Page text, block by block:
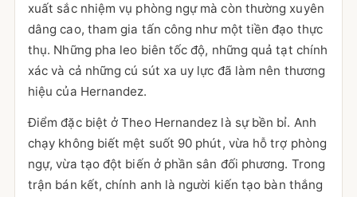
xuất sắc nhiệm vụ phòng ngự mà còn thường xuyên
dâng cao, tham gia tấn công như một tiền đạo thực
thụ. Những pha leo biên tốc độ, những quả tạt chính
xác và cả những cú sút xa uy lực đã làm nên thương
hiệu của Hernandez.
Điểm đặc biệt ở Theo Hernandez là sự bền bỉ. Anh
chạy không biết mệt suốt 90 phút, vừa hỗ trợ phòng
ngự, vừa tạo đột biến ở phần sân đối phương. Trong
trận bán kết, chính anh là người kiến tạo bàn thắng